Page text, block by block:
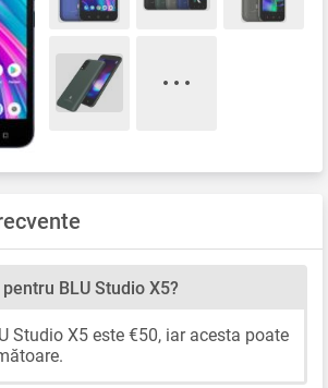
BLU Studio X5?
Studio X5 este €50, iar acesta poate